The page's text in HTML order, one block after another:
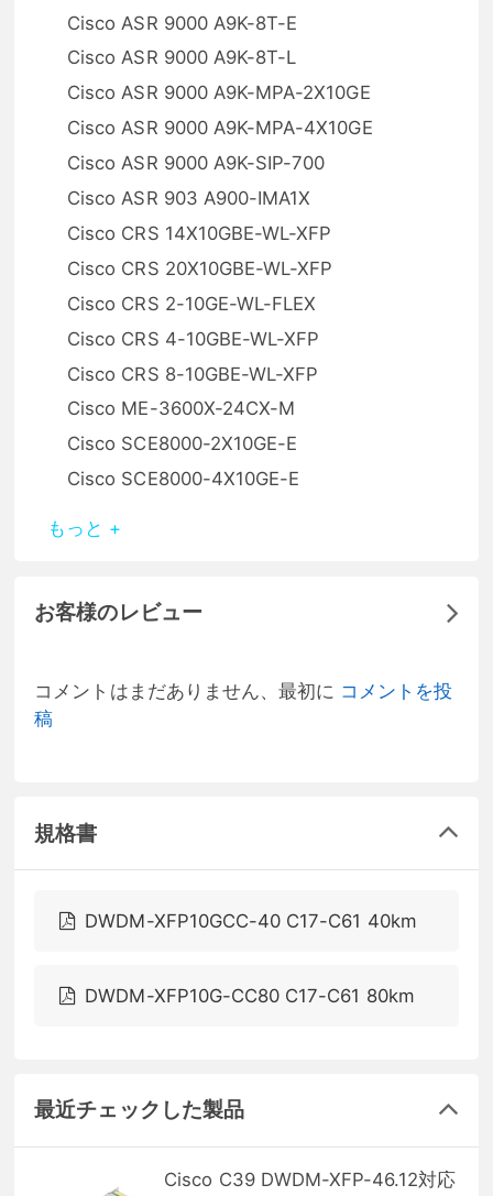
Cisco ASR 9000 A9K-8T-E
Cisco ASR 9000 A9K-8T-L
Cisco ASR 9000 A9K-MPA-2X10GE
Cisco ASR 9000 A9K-MPA-4X10GE
Cisco ASR 9000 A9K-SIP-700
Cisco ASR 903 A900-IMA1X
Cisco CRS 14X10GBE-WL-XFP
Cisco CRS 20X10GBE-WL-XFP
Cisco CRS 2-10GE-WL-FLEX
Cisco CRS 4-10GBE-WL-XFP
Cisco CRS 8-10GBE-WL-XFP
Cisco ME-3600X-24CX-M
Cisco SCE8000-2X10GE-E
Cisco SCE8000-4X10GE-E
もっと +
お客様のレビュー
コメントはまだありません、最初に コメントを投
稿
規格書
DWDM-XFP10GCC-40 C17-C61 40km
DWDM-XFP10G-CC80 C17-C61 80km
最近チェックした製品
Cisco C39 DWDM-XFP-46.12対応